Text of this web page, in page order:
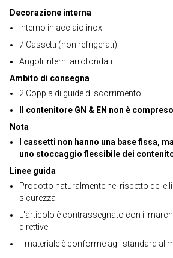
Decorazione interna
Interno in acciaio inox
7 Cassetti (non refrigerati)
Angoli interni arrotondati
Ambito di consegna
2 Coppia di guide di scorrimento
Il contenitore GN & EN non è
Nota
I cassetti non hanno una base fissa,
uno stoccaggio flessibile dei
Linee guida
Prodotto naturalmente nel rispetto delle
sicurezza
L'articolo è contrassegnato con il
direttive
Il materiale è conforme agli standard